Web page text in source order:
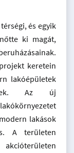
és egyik
ki magát,
keretein
lakóépületek
Az új
lakások
A területen